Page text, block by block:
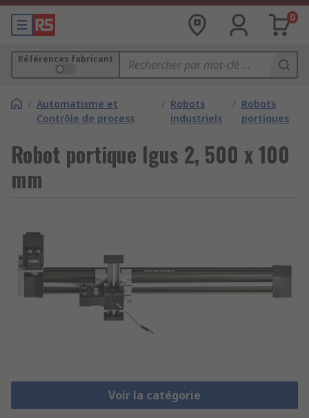
0
Références fabricant
/ Automatisme et
Contrôle de process
/ Robots
industriels
/ Robots
portiques
Robot portique Igus 2, 500 x 100
mm
Voir la catégorie